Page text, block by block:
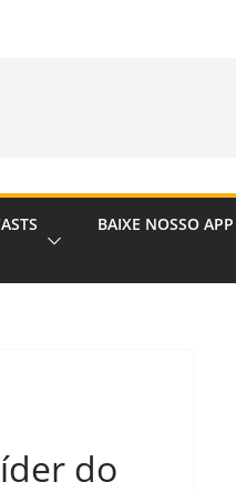
BAIXE NOSSO APP
do